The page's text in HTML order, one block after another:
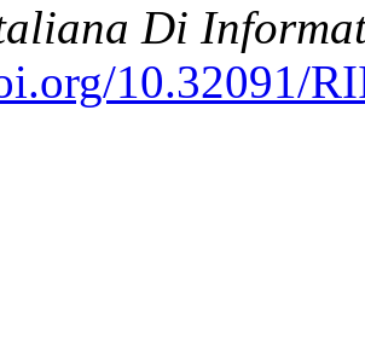
Di
10.32091/